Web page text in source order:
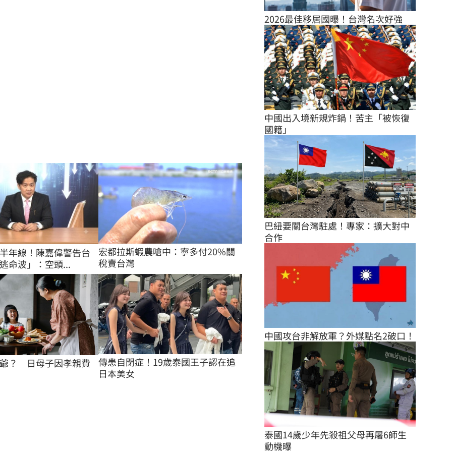
年線！陳嘉偉警告台
命波」：空頭...
宏都拉斯蝦農嗆中：寧多付20%關
稅賣台灣
？　日母子因孝親費
傳患自閉症！19歲泰國王子認在追
日本美女
2026最佳移居國曝！台灣名次好強
中國出入境新規炸鍋！苦主「被恢復
國籍」
巴紐要關台灣駐處！專家：擴大對中
合作
中國攻台非解放軍？外媒點名2破口！
泰國14歲少年先殺祖父母再屠6師生
動機曝